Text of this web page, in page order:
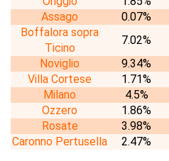
Assago
0.07%
Boffalora sopra
Ticino
7.02%
Noviglio
9.34%
Villa Cortese
1.71%
Milano
4.5%
Ozzero
1.86%
Rosate
3.98%
Caronno Pertusella
2.47%